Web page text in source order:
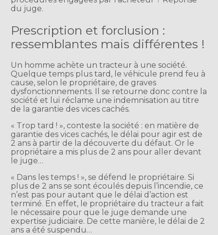
du juge.
Prescription et forclusion :
ressemblantes mais différentes !
Un homme achète un tracteur à une société.
Quelque temps plus tard, le véhicule prend feu à
cause, selon le propriétaire, de graves
dysfonctionnements. Il se retourne donc contre la
société et lui réclame une indemnisation au titre
de la garantie des vices cachés.
« Trop tard ! », conteste la société : en matière de
garantie des vices cachés, le délai pour agir est de
2 ans à partir de la découverte du défaut. Or le
propriétaire a mis plus de 2 ans pour aller devant
le juge…
« Dans les temps ! », se défend le propriétaire. Si
plus de 2 ans se sont écoulés depuis l’incendie, ce
n’est pas pour autant que le délai d’action est
terminé. En effet, le propriétaire du tracteur a fait
le nécessaire pour que le juge demande une
expertise judiciaire. De cette manière, le délai de 2
ans a été suspendu…